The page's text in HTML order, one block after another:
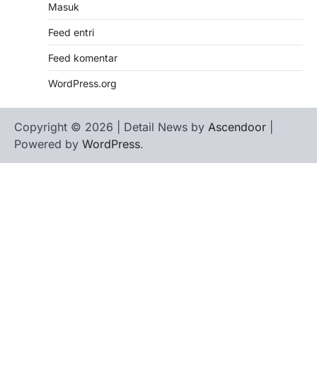
Masuk
Feed entri
Feed komentar
WordPress.org
Copyright © 2026 | Detail News by Ascendoor
Powered by WordPress.